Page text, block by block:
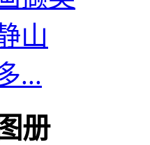
山
...
册